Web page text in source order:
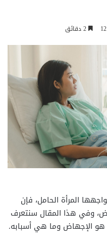
12
المرأة الحامل، فإن
وفي هذا المقال سنتعرف
الإجهاض وما هي أسبابه.